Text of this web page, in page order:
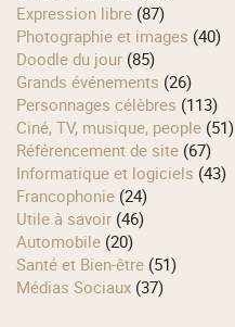
Expression libre (87)
Photographie et images (40)
Doodle du jour (85)
Grands événements (26)
Personnages célèbres (113)
Ciné, TV, musique, people (51)
Référencement de site (67)
Informatique et logiciels (43)
Francophonie (24)
Utile à savoir (46)
Automobile (20)
Santé et Bien-être (51)
Médias Sociaux (37)